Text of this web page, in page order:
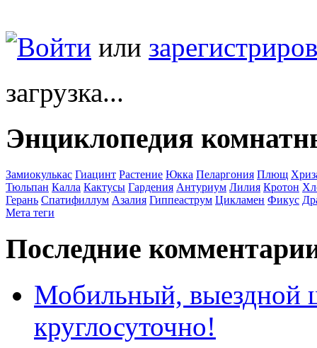
Войти или
загрузка...
Энциклопедия
Замиокулькас Гиацинт Растение Юкка Пеларгония Плющ
Тюльпан Калла Кактусы Гардения Антуриум Лилия Кротон
Герань Спатифиллум Азалия Гиппеаструм Цикламен Фикус
Мета теги
Последние
Мобильный, выездной
круглосуточно!